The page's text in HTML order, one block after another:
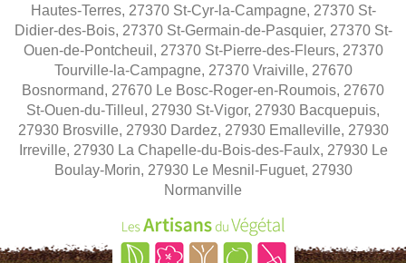
Hautes-Terres, 27370 St-Cyr-la-Campagne, 27370 St-
Didier-des-Bois, 27370 St-Germain-de-Pasquier, 27370 St-
Ouen-de-Pontcheuil, 27370 St-Pierre-des-Fleurs, 27370
Tourville-la-Campagne, 27370 Vraiville, 27670
Bosnormand, 27670 Le Bosc-Roger-en-Roumois, 27670
St-Ouen-du-Tilleul, 27930 St-Vigor, 27930 Bacquepuis,
27930 Brosville, 27930 Dardez, 27930 Emalleville, 27930
Irreville, 27930 La Chapelle-du-Bois-des-Faulx, 27930 Le
Boulay-Morin, 27930 Le Mesnil-Fuguet, 27930
Normanville